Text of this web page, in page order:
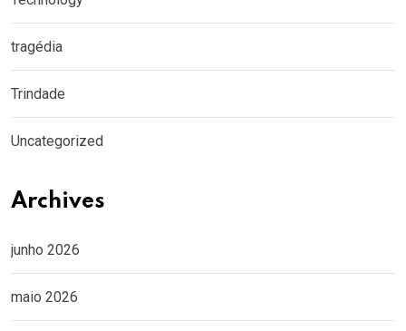
tragédia
Trindade
Uncategorized
Archives
junho 2026
maio 2026